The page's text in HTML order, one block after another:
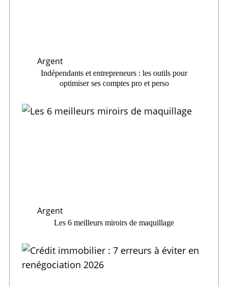
Argent
Indépendants et entrepreneurs : les outils pour
optimiser ses comptes pro et perso
Argent
Les 6 meilleurs miroirs de maquillage